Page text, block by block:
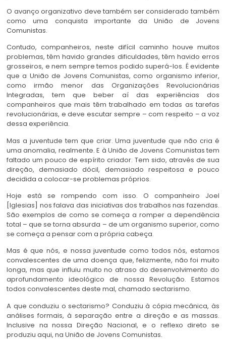
O avanço organizativo deve também ser considerado também
como uma conquista importante da União de Jovens
Comunistas.
Contudo, companheiros, neste difícil caminho houve muitos
problemas, têm havido grandes dificuldades, têm havido erros
grosseiros, e nem sempre temos podido superá-los. É evidente
que a União de Jovens Comunistas, como organismo inferior,
como irmão menor das Organizações Revolucionárias
Integradas, tem que beber aí das experiências dos
companheiros que mais têm trabalhado em todas as tarefas
revolucionárias, e deve escutar sempre – com respeito – a voz
dessa experiência.
Mas a juventude tem que criar. Uma juventude que não cria é
uma anomalia, realmente. E à União de Jovens Comunistas tem
faltado um pouco de espírito criador. Tem sido, através de sua
direção, demasiado dócil, demasiado respeitosa e pouco
decidida a colocar-se problemas próprios.
Hoje está se rompendo com isso. O companheiro Joel
[Iglesias] nos falava das iniciativas dos trabalhos nas fazendas.
São exemplos de como se começa a romper a dependência
total – que se torna absurda – de um organismo superior, como
se começa a pensar com a própria cabeça.
Mas é que nós, e nossa juventude como todos nós, estamos
convalescentes de uma doença que, felizmente, não foi muito
longa, mas que influiu muito no atraso do desenvolvimento do
aprofundamento ideológico de nossa Revolução. Estamos
todos convalescentes deste mal, chamado sectarismo.
A que conduziu o sectarismo? Conduziu à cópia mecânica, às
análises formais, à separação entre a direção e as massas.
Inclusive na nossa Direção Nacional, e o reflexo direto se
produziu aqui, na União de Jovens Comunistas.